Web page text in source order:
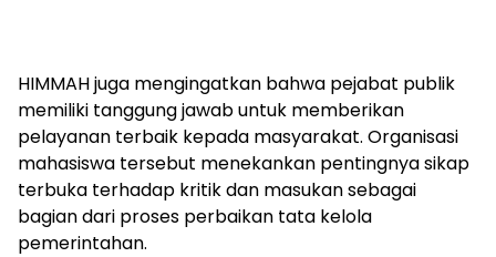
HIMMAH juga mengingatkan bahwa pejabat publik
memiliki tanggung jawab untuk memberikan
pelayanan terbaik kepada masyarakat. Organisasi
mahasiswa tersebut menekankan pentingnya sikap
terbuka terhadap kritik dan masukan sebagai
bagian dari proses perbaikan tata kelola
pemerintahan.